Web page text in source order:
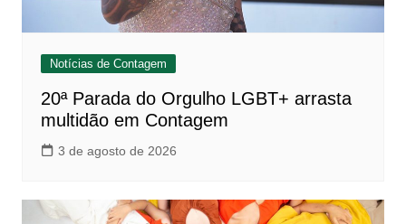
Notícias de Contagem
20ª Parada do Orgulho LGBT+ arrasta
multidão em Contagem
3 de agosto de 2026